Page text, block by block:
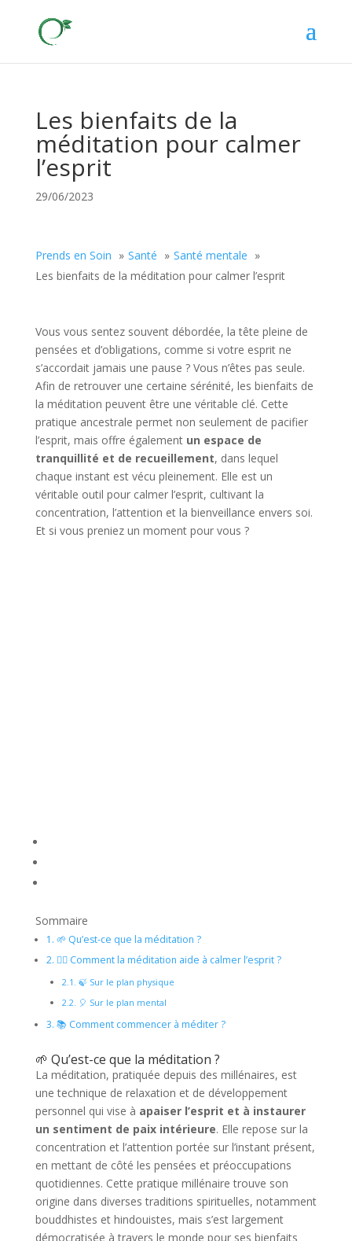
Les bienfaits de la
méditation pour calmer
l’esprit
29/06/2023
Prends en Soin Santé
Santé mentale
Les bienfaits de la méditation pour calmer l’esprit
Vous vous sentez souvent débordée, la tête pleine de
pensées et d’obligations, comme si votre esprit ne
s’accordait jamais une pause ? Vous n’êtes pas seule.
Afin de retrouver une certaine sérénité, les bienfaits de
la méditation peuvent être une véritable clé. Cette
pratique ancestrale permet non seulement de pacifier
l’esprit, mais offre également un espace de
tranquillité et de recueillement, dans lequel
chaque instant est vécu pleinement. Elle est un
véritable outil pour calmer l’esprit, cultivant la
concentration, l’attention et la bienveillance envers soi.
Et si vous preniez un moment pour vous ?
Sommaire
1. 🌱 Qu’est-ce que la méditation ?
2. 💆‍♀️ Comment la méditation aide à calmer l’esprit ?
2.1. 🍃 Sur le plan physique
2.2. 🎈 Sur le plan mental
3. 📚 Comment commencer à méditer ?
🌱 Qu’est-ce que la méditation ?
La méditation, pratiquée depuis des millénaires, est
une technique de relaxation et de développement
personnel qui vise à apaiser l’esprit et à instaurer
un sentiment de paix intérieure. Elle repose sur la
concentration et l’attention portée sur l’instant présent,
en mettant de côté les pensées et préoccupations
quotidiennes. Cette pratique millénaire trouve son
origine dans diverses traditions spirituelles, notamment
bouddhistes et hindouistes, mais s’est largement
démocratisée à travers le monde pour ses bienfaits